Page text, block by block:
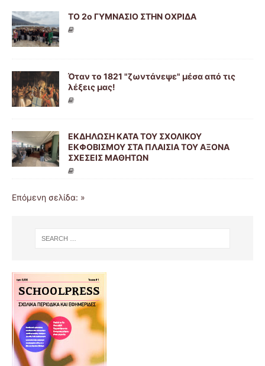
ΤΟ 2ο ΓΥΜΝΑΣΙΟ ΣΤΗΝ ΟΧΡΙΔΑ
Όταν το 1821 "ζωντάνεψε" μέσα από τις
λέξεις μας!
ΕΚΔΗΛΩΣΗ ΚΑΤΑ ΤΟΥ ΣΧΟΛΙΚΟΥ
ΕΚΦΟΒΙΣΜΟΥ ΣΤΑ ΠΛΑΙΣΙΑ ΤΟΥ ΑΞΟΝΑ
ΣΧΕΣΕΙΣ ΜΑΘΗΤΩΝ
Επόμενη σελίδα: »